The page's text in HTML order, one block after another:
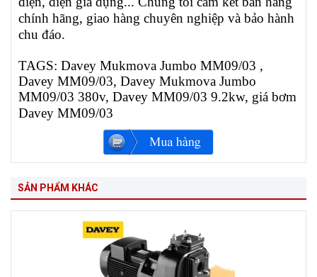
chính hãng, giao hàng chuyên nghiệp và bảo hành
chu đáo.
TAGS: Davey Mukmova Jumbo MM09/03 ,
Davey MM09/03, Davey Mukmova Jumbo
MM09/03 380v, Davey MM09/03 9.2kw, giá bơm
Davey MM09/03
SẢN PHẨM KHÁC